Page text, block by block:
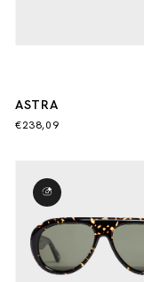
ASTRA
€238,09